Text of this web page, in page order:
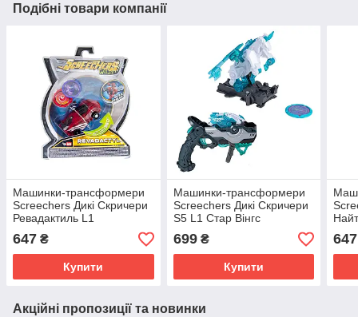
Подібні товари компанії
Машинки-трансформери
Screechers Дикі Скричери
Ревадактиль L1
647 ₴
Купити
Машинки-трансформери
Screechers Дикі Скричери
S5 L1 Стар Вінгс
699₴
Купити
647
Акційні пропозиції та новинки